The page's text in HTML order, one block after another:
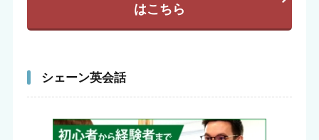
はこちら
シェーン英会話